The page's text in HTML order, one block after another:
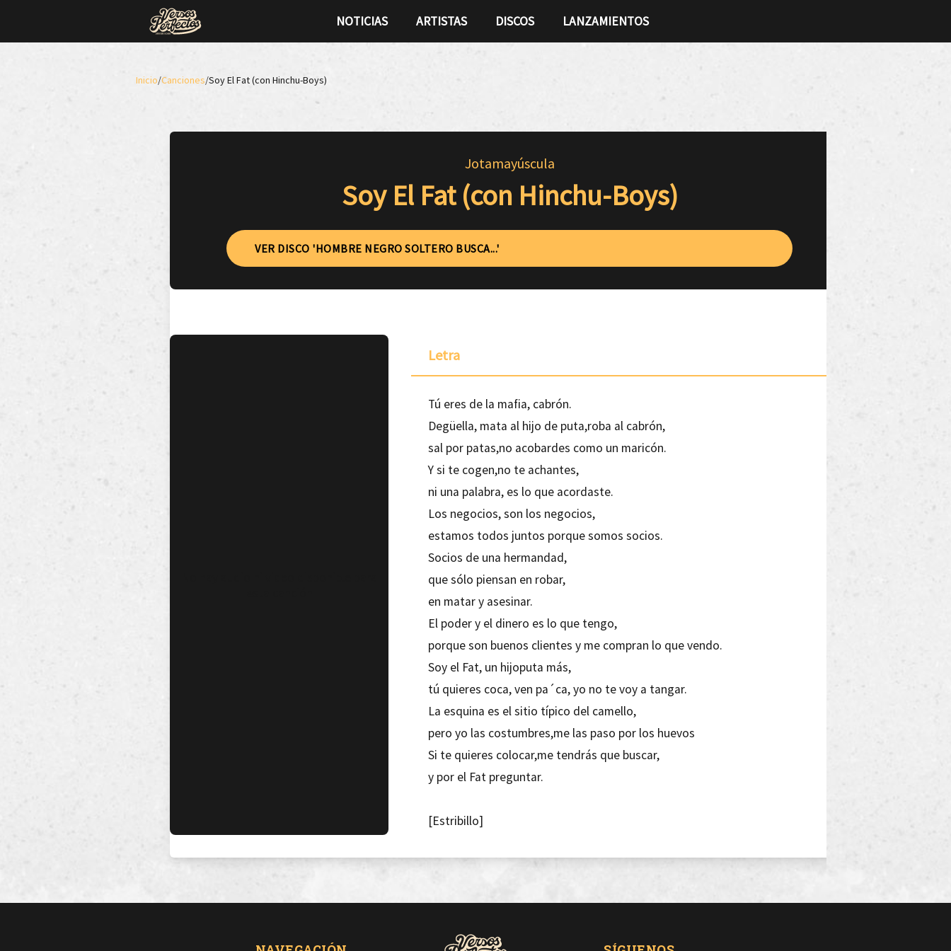
NOTICIAS ARTISTAS DISCOS LANZAMIENTOS
Inicio/Canciones/Soy El Fat (con Hinchu-Boys)
Jotamayúscula
Soy El Fat (con Hinchu-Boys)
VER DISCO 'HOMBRE NEGRO SOLTERO BUSCA...'
Letra
Tú eres de la mafia, cabrón.
Degüella, mata al hijo de puta,roba al cabrón,
sal por patas,no acobardes como un maricón.
Y si te cogen,no te achantes,
ni una palabra, es lo que acordaste.
Los negocios, son los negocios,
estamos todos juntos porque somos socios.
Socios de una hermandad,
que sólo piensan en robar,
en matar y asesinar.
El poder y el dinero es lo que tengo,
porque son buenos clientes y me compran lo que vendo.
Soy el Fat, un hijoputa más,
tú quieres coca, ven pa´ca, yo no te voy a tangar.
La esquina es el sitio típico del camello,
pero yo las costumbres,me las paso por los huevos
Si te quieres colocar,me tendrás que buscar,
y por el Fat preguntar.
[Estribillo]
pijos con biruta vienen a mí,como si fuera una puta.